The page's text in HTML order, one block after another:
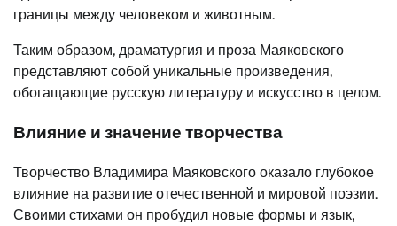
границы между человеком и животным.
Таким образом, драматургия и проза Маяковского
представляют собой уникальные произведения,
обогащающие русскую литературу и искусство в целом.
Влияние и значение творчества
Творчество Владимира Маяковского оказало глубокое
влияние на развитие отечественной и мировой поэзии.
Своими стихами он пробудил новые формы и язык,